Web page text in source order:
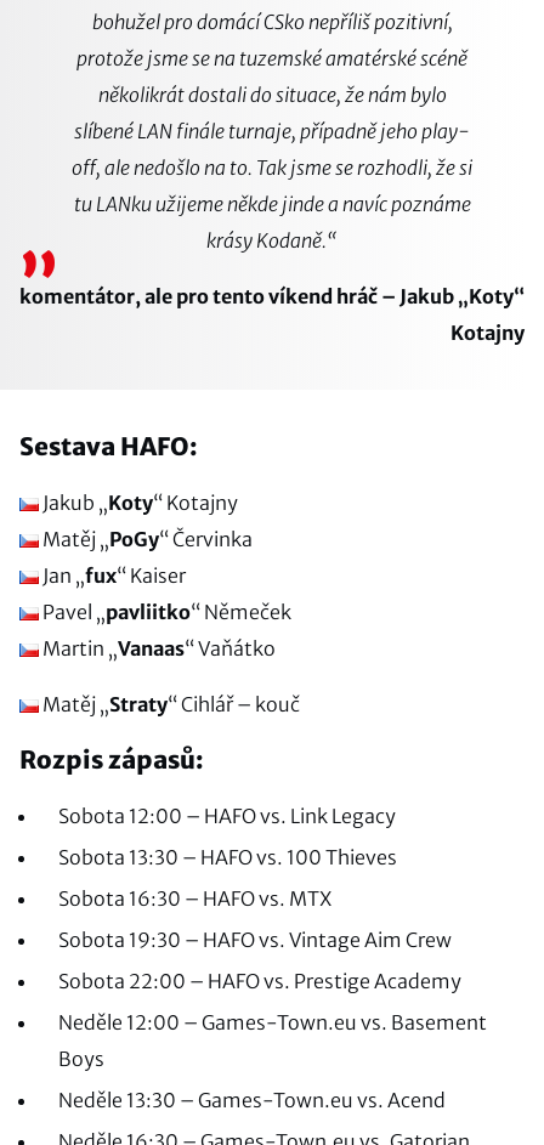
„
bohužel pro domácí CSko nepříliš pozitivní,
protože jsme se na tuzemské amatérské scéně
několikrát dostali do situace, že nám bylo
slíbené LAN finále turnaje, případně jeho play-
off, ale nedošlo na to. Tak jsme se rozhodli, že si
tu LANku užijeme někde jinde a navíc poznáme
krásy Kodaně.“
komentátor, ale pro tento víkend hráč – Jakub „Koty“
Kotajny
Sestava HAFO:
Jakub „Koty“ Kotajny
Matěj „PoGy“ Červinka
Jan „fux“ Kaiser
Pavel „pavliitko“ Němeček
Martin „Vanaas“ Vaňátko
Matěj „Straty“ Cihlář – kouč
Rozpis zápasů:
Sobota 12:00 – HAFO vs. Link Legacy
Sobota 13:30 – HAFO vs. 100 Thieves
Sobota 16:30 – HAFO vs. MTX
Sobota 19:30 – HAFO vs. Vintage Aim Crew
Sobota 22:00 – HAFO vs. Prestige Academy
Neděle 12:00 – Games-Town.eu vs. Basement
Boys
Neděle 13:30 – Games-Town.eu vs. Acend